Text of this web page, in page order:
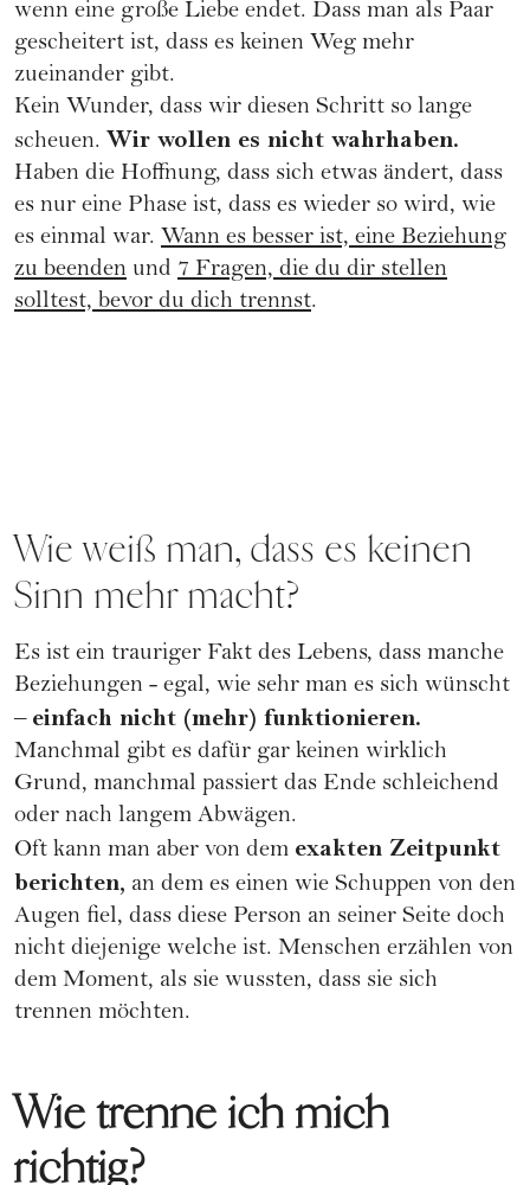
wenn eine große Liebe endet. Dass man als Paar
gescheitert ist, dass es keinen Weg mehr
zueinander gibt.
Kein Wunder, dass wir diesen Schritt so lange
scheuen. Wir wollen es nicht wahrhaben.
Haben die Hoffnung, dass sich etwas ändert, dass
es nur eine Phase ist, dass es wieder so wird, wie
es einmal war. Wann es besser ist, eine Beziehung
zu beenden und 7 Fragen, die du dir stellen
solltest, bevor du dich trennst.
Wie weiß man, dass es keinen
Sinn mehr macht?
Es ist ein trauriger Fakt des Lebens, dass manche
Beziehungen - egal, wie sehr man es sich wünscht
– einfach nicht (mehr) funktionieren.
Manchmal gibt es dafür gar keinen wirklich
Grund, manchmal passiert das Ende schleichend
oder nach langem Abwägen.
Oft kann man aber von dem exakten Zeitpunkt
berichten, an dem es einen wie Schuppen von den
Augen fiel, dass diese Person an seiner Seite doch
nicht diejenige welche ist. Menschen erzählen von
dem Moment, als sie wussten, dass sie sich
trennen möchten.
Wie trenne ich mich
richtig?